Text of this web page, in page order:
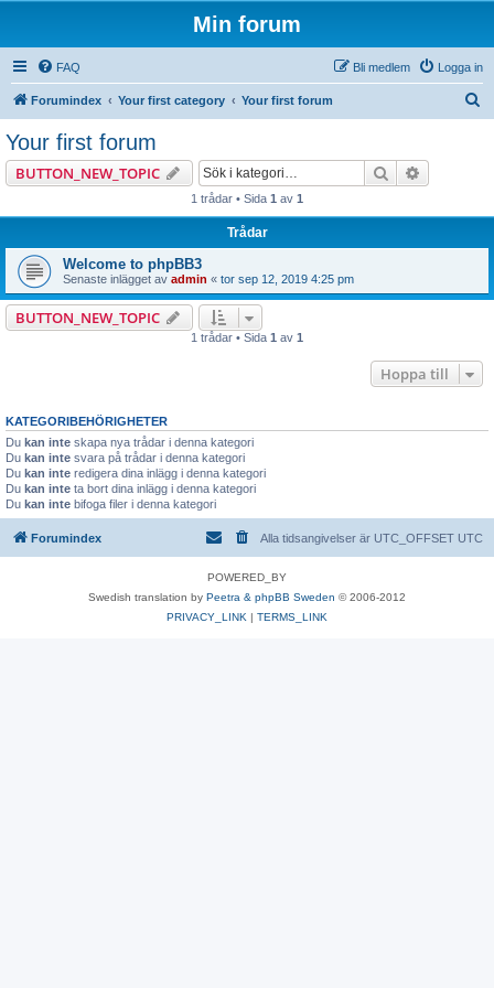
Min forum
FAQ Logga in
Bli medlem
Forumindex Your first category Your first forum
Your first forum
BUTTON_NEW_TOPIC Sök
1 trådar • Sida 1 av 1
Trådar
Welcome to phpBB3
Senaste inlägget av admin « tor sep 12, 2019 4:25 pm
BUTTON_NEW_TOPIC
1 trådar • Sida 1 av 1
Hoppa till
KATEGORIBEHÖRIGHETER
Du kan inte skapa nya trådar i denna kategori
Du kan inte svara på trådar i denna kategori
Du kan inte redigera dina inlägg i denna kategori
Du kan inte ta bort dina inlägg i denna kategori
Du kan inte bifoga filer i denna kategori
Forumindex Alla tidsangivelser är UTC_OFFSET UTC
POWERED_BY
Swedish translation by Peetra & phpBB Sweden © 2006-2012
PRIVACY_LINK | TERMS_LINK